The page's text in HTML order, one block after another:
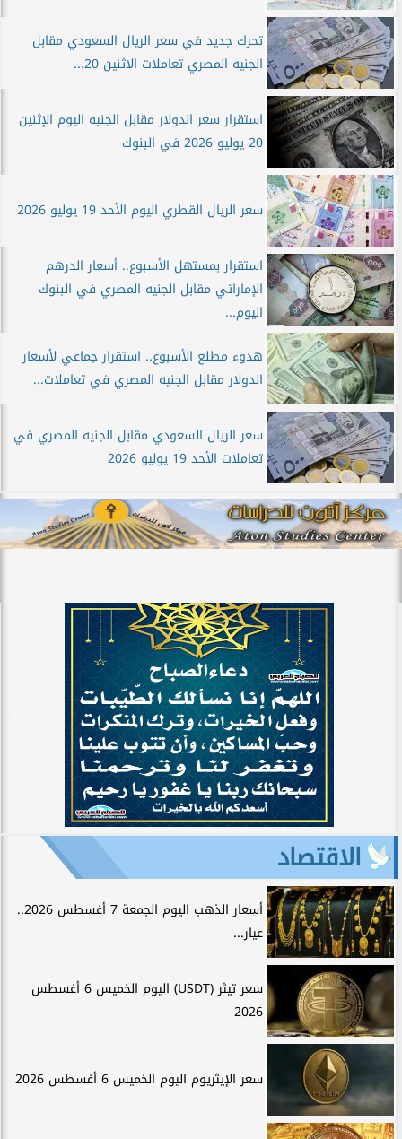
تحرك جديد في سعر الريال السعودي مقابل
الجنيه المصري تعاملات الاثنين 20...
استقرار سعر الدولار مقابل الجنيه اليوم الإثنين
20 يوليو 2026 في البنوك
سعر الريال القطري اليوم الأحد 19 يوليو 2026
استقرار بمستهل الأسبوع.. أسعار الدرهم
الإماراتي مقابل الجنيه المصري في البنوك
اليوم...
هدوء مطلع الأسبوع.. استقرار جماعي لأسعار
الدولار مقابل الجنيه المصري في تعاملات...
سعر الريال السعودي مقابل الجنيه المصري في
تعاملات الأحد 19 يوليو 2026
الاقتصاد
أسعار الذهب اليوم الجمعة 7 أغسطس 2026..
عيار...
سعر تيثر (USDT) اليوم الخميس 6 أغسطس
2026
سعر الإيثريوم اليوم الخميس 6 أغسطس 2026